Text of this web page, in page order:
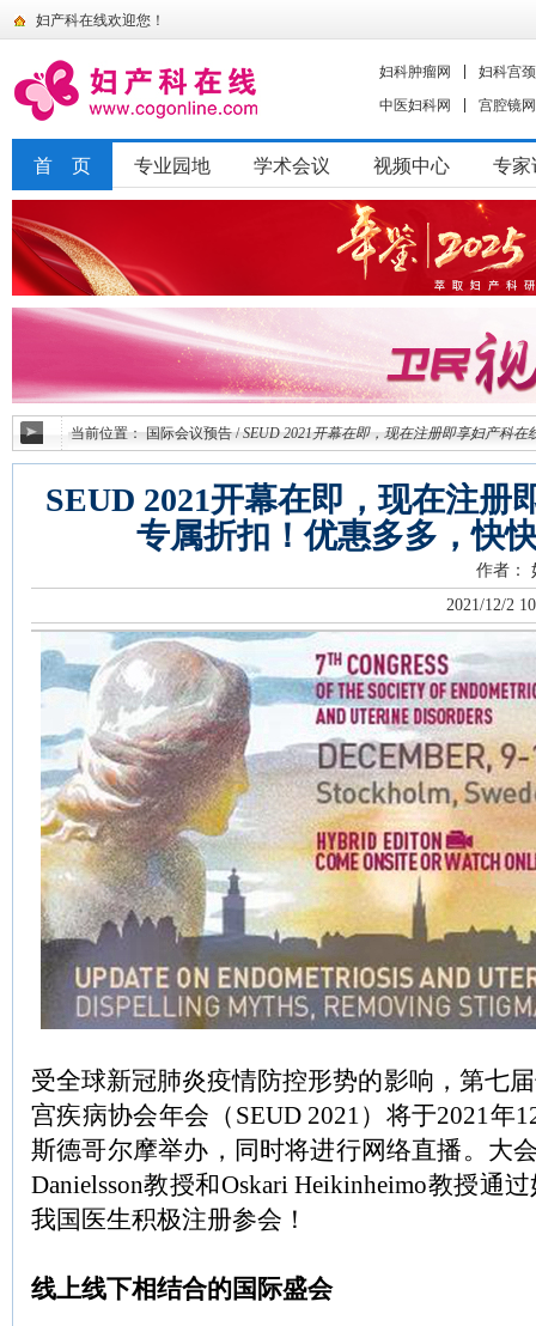
妇产科在线欢迎您！
妇科肿瘤网
妇科宫
中医妇科网
宫腔镜网
首 页 专业园地 学术会议 视频中心 专家
当前位置：国际会议预告 / SEUD 2021开幕在即，现在注册即享妇产科
SEUD 2021开幕在即，现在注册
专属折扣！优惠多多，快
作者：
2021/12/2
受全球新冠肺炎疫情防控形势的影响，第七
宫疾病协会年会（SEUD 2021）将于2021年
斯德哥尔摩举办，同时将进行网络直播。大
Danielsson教授和Oskari Heikinheimo教授通
我国医生积极注册参会！
线上线下相结合的国际盛会